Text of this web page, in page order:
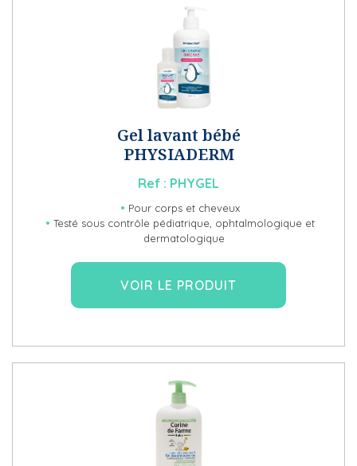
Gel lavant bébé
PHYSIADERM
Ref : PHYGEL
Pour corps et cheveux
Testé sous contrôle pédiatrique, ophtalmologique et
dermatologique
VOIR LE PRODUIT